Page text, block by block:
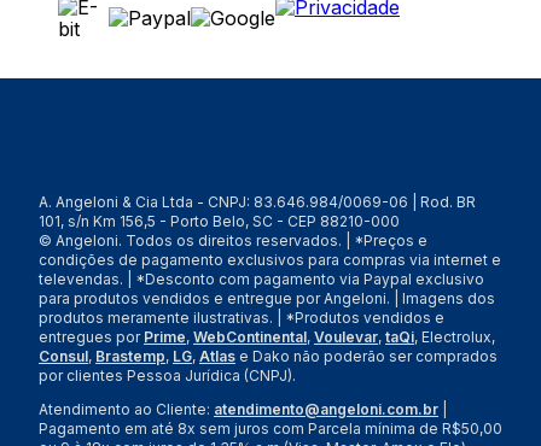
A. Angeloni & Cia Ltda - CNPJ: 83.646.984/0069-06 | Rod. BR
101, s/n Km 156,5 - Porto Belo, SC - CEP 88210-000
© Angeloni. Todos os direitos reservados. | *Preços e
condições de pagamento exclusivos para compras via internet e
televendas. | *Desconto com pagamento via Paypal exclusivo
para produtos vendidos e entregue por Angeloni. | Imagens dos
produtos meramente ilustrativas. | *Produtos vendidos e
entregues por Prime, WebContinental, Voulevar, taQi, Electrolux,
Consul, Brastemp, LG, Atlas e Dako não poderão ser comprados
por clientes Pessoa Jurídica (CNPJ).
Atendimento ao Cliente: atendimento@angeloni.com.br
Pagamento em até 8x sem juros com Parcela mínima de R$50,00